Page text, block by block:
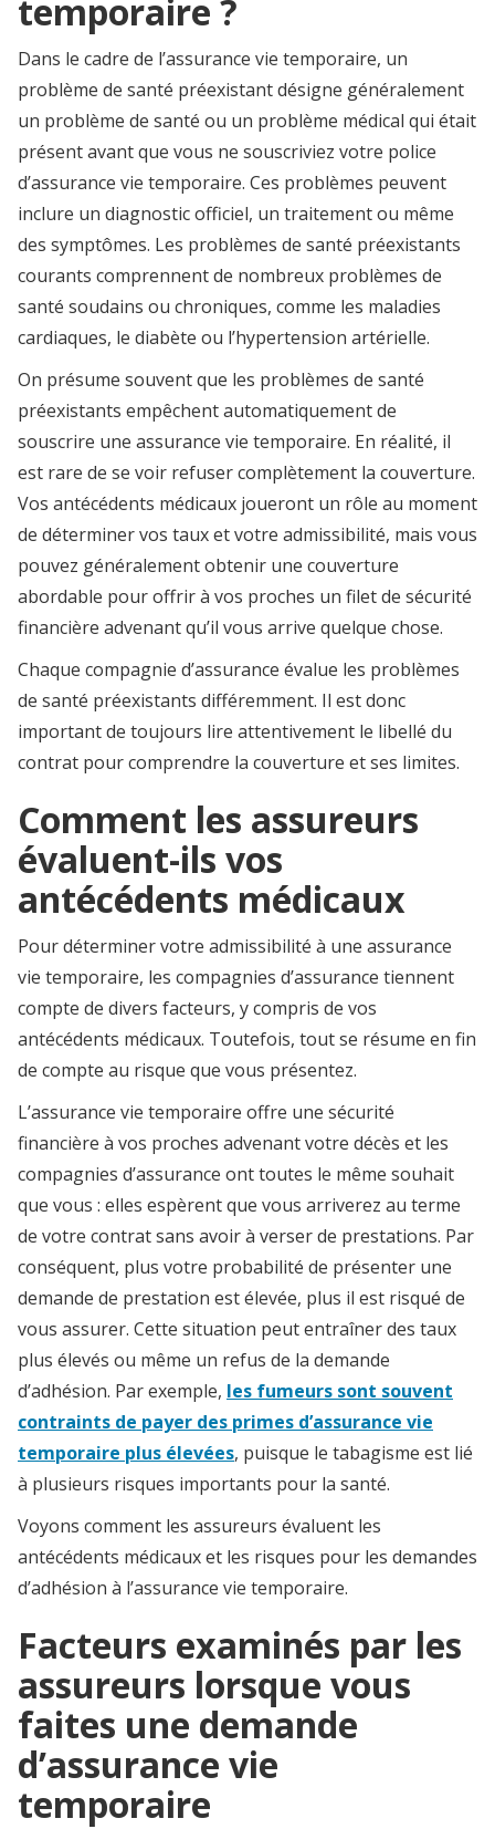
temporaire ?
Dans le cadre de l’assurance vie temporaire, un
problème de santé préexistant désigne généralement
un problème de santé ou un problème médical qui était
présent avant que vous ne souscriviez votre police
d’assurance vie temporaire. Ces problèmes peuvent
inclure un diagnostic officiel, un traitement ou même
des symptômes. Les problèmes de santé préexistants
courants comprennent de nombreux problèmes de
santé soudains ou chroniques, comme les maladies
cardiaques, le diabète ou l’hypertension artérielle.
On présume souvent que les problèmes de santé
préexistants empêchent automatiquement de
souscrire une assurance vie temporaire. En réalité, il
est rare de se voir refuser complètement la couverture.
Vos antécédents médicaux joueront un rôle au moment
de déterminer vos taux et votre admissibilité, mais vous
pouvez généralement obtenir une couverture
abordable pour offrir à vos proches un filet de sécurité
financière advenant qu’il vous arrive quelque chose.
Chaque compagnie d’assurance évalue les problèmes
de santé préexistants différemment. Il est donc
important de toujours lire attentivement le libellé du
contrat pour comprendre la couverture et ses limites.
Comment les assureurs
évaluent-ils vos
antécédents médicaux
Pour déterminer votre admissibilité à une assurance
vie temporaire, les compagnies d’assurance tiennent
compte de divers facteurs, y compris de vos
antécédents médicaux. Toutefois, tout se résume en fin
de compte au risque que vous présentez.
L’assurance vie temporaire offre une sécurité
financière à vos proches advenant votre décès et les
compagnies d’assurance ont toutes le même souhait
que vous : elles espèrent que vous arriverez au terme
de votre contrat sans avoir à verser de prestations. Par
conséquent, plus votre probabilité de présenter une
demande de prestation est élevée, plus il est risqué de
vous assurer. Cette situation peut entraîner des taux
plus élevés ou même un refus de la demande
d’adhésion. Par exemple, les fumeurs sont souvent
contraints de payer des primes d’assurance vie
temporaire plus élevées, puisque le tabagisme est lié
à plusieurs risques importants pour la santé.
Voyons comment les assureurs évaluent les
antécédents médicaux et les risques pour les demandes
d’adhésion à l’assurance vie temporaire.
Facteurs examinés par les
assureurs lorsque vous
faites une demande
d’assurance vie
temporaire